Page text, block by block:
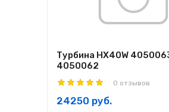
Турбина HX40W
4050062
0 отзывов
24250 руб.